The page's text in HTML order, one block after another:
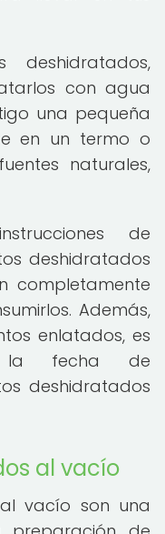
deshidratados,
con agua
una pequeña
en un termo o
naturales,
de
deshidratados
completamente
Además,
enlatados, es
la fecha de
deshidratados
al vacío
vacío son una